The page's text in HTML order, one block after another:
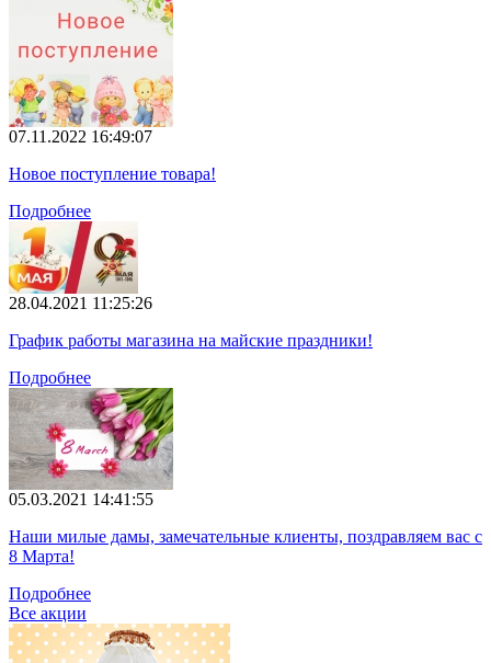
07.11.2022 16:49:07
Новое поступление товара!
Подробнее
28.04.2021 11:25:26
График работы магазина на майские праздники!
Подробнее
05.03.2021 14:41:55
Наши милые дамы, замечательные клиенты, поздравляем вас с
8 Марта!
Подробнее
Все акции